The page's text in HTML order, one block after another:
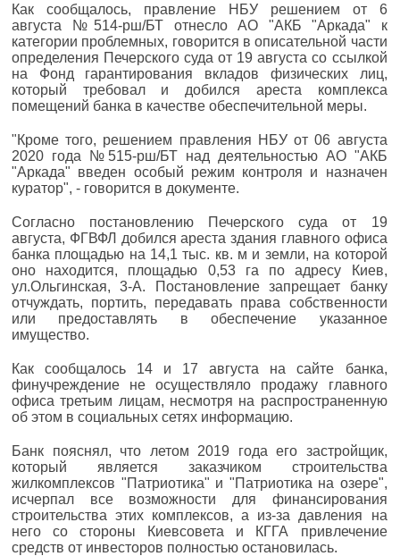
Как сообщалось, правление НБУ решением от 6
августа №514-рш/БТ отнесло АО "АКБ "Аркада" к
категории проблемных, говорится в описательной части
определения Печерского суда от 19 августа со ссылкой
на Фонд гарантирования вкладов физических лиц,
который требовал и добился ареста комплекса
помещений банка в качестве обеспечительной меры.
"Кроме того, решением правления НБУ от 06 августа
2020 года №515-рш/БТ над деятельностью АО "АКБ
"Аркада" введен особый режим контроля и назначен
куратор", - говорится в документе.
Согласно постановлению Печерского суда от 19
августа, ФГВФЛ добился ареста здания главного офиса
банка площадью на 14,1 тыс. кв. м и земли, на которой
оно находится, площадью 0,53 га по адресу Киев,
ул.Ольгинская, 3-А. Постановление запрещает банку
отчуждать, портить, передавать права собственности
или предоставлять в обеспечение указанное
имущество.
Как сообщалось 14 и 17 августа на сайте банка,
финучреждение не осуществляло продажу главного
офиса третьим лицам, несмотря на распространенную
об этом в социальных сетях информацию.
Банк пояснял, что летом 2019 года его застройщик,
который является заказчиком строительства
жилкомплексов "Патриотика" и "Патриотика на озере",
исчерпал все возможности для финансирования
строительства этих комплексов, а из-за давления на
него со стороны Киевсовета и КГГА привлечение
средств от инвесторов полностью остановилась.